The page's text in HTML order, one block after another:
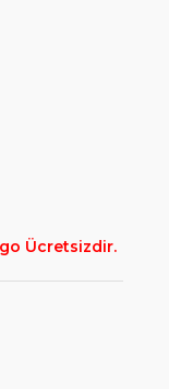
Ücretsizdir.